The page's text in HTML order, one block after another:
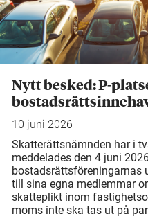
Nytt besked: P-
10 juni 2026
Skatterättsnämnden har i
meddelades den 4 juni
bostadsrättsföreningarnas
till sina egna medlemmar
skatteplikt inom
moms inte ska tas ut på